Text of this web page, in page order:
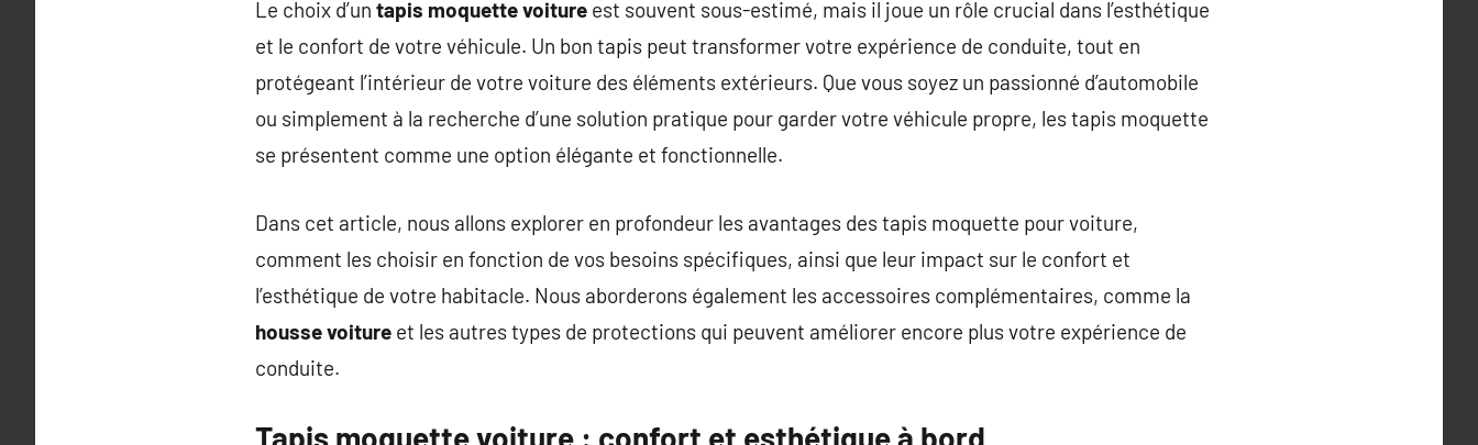
Le choix d’un tapis moquette voiture est souvent sous-estimé, mais il joue un rôle crucial dans l’esthétique
et le confort de votre véhicule. Un bon tapis peut transformer votre expérience de conduite, tout en
protégeant l’intérieur de votre voiture des éléments extérieurs. Que vous soyez un passionné d’automobile
ou simplement à la recherche d’une solution pratique pour garder votre véhicule propre, les tapis moquette
se présentent comme une option élégante et fonctionnelle.
Dans cet article, nous allons explorer en profondeur les avantages des tapis moquette pour voiture,
comment les choisir en fonction de vos besoins spécifiques, ainsi que leur impact sur le confort et
l’esthétique de votre habitacle. Nous aborderons également les accessoires complémentaires, comme la
housse voiture et les autres types de protections qui peuvent améliorer encore plus votre expérience de
conduite.
Tapis moquette voiture : confort et esthétique à bord